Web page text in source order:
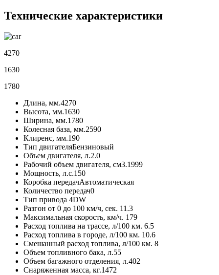
Технические характеристики
4270
1630
1780
Длина, мм.4270
Высота, мм.1630
Ширина, мм.1780
Колесная база, мм.2590
Клиренс, мм.190
Тип двигателяБензиновый
Объем двигателя, л.2.0
Рабочий объем двигателя, см3.1999
Мощность, л.с.150
Коробка передачАвтоматическая
Количество передач0
Тип привода 4DW
Разгон от 0 до 100 км/ч, сек. 11.3
Максимальная скорость, км/ч. 179
Расход топлива на трассе, л/100 км. 6.5
Расход топлива в городе, л/100 км. 10.6
Смешанный расход топлива, л/100 км. 8
Объем топливного бака, л.55
Объем багажного отделения, л.402
Снаряженная масса, кг.1472